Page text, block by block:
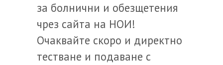
за болнични и обезщетения
чрез сайта на НОИ!
Очаквайте скоро и директно
тестване и подаване с